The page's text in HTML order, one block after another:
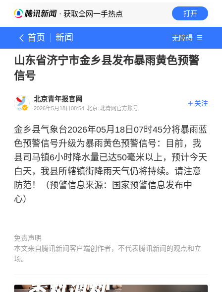
· 获取全网一手热点 打开
首页 新闻 无障碍
山东省济宁市金乡县发布暴雨黄色预警
信号
北京青年报官网
2026年5月18日08:54 北京 北青网官方账号
关注
金乡县气象台2026年05月18日07时45分将暴雨蓝
色预警信号升级为暴雨黄色预警信号：目前，我
县司马镇6小时降水量已达50毫米以上，预计今天
白天，我县所辖镇街降雨天气仍将持续。请注意
防范！（预警信息来源：国家预警信息发布中
心）
免责声明
本文来自腾讯新闻客户端创作者，不代表腾讯新闻的观点和立
场。